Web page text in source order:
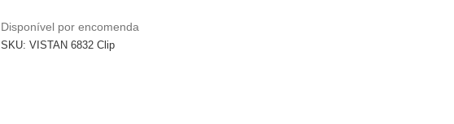
Disponível por encomenda
SKU: VISTAN 6832 Clip